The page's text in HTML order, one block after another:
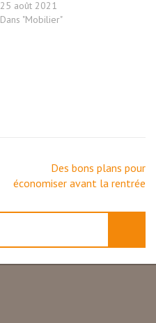
25 août 2021
Dans "Mobilier"
Des bons plans pour
économiser avant la rentrée